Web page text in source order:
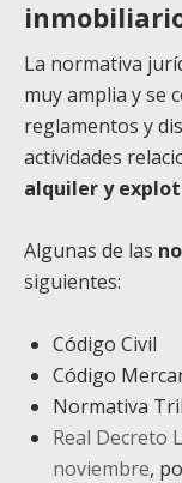
La normativa
muy amplia y se c
reglamentos y
actividades
alquiler y
Algunas de las
siguientes:
Código Civil
Código
Normativa
Real Decreto
noviembre,